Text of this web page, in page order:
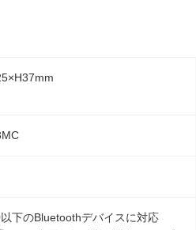
下のBluetoothデバイスに対応